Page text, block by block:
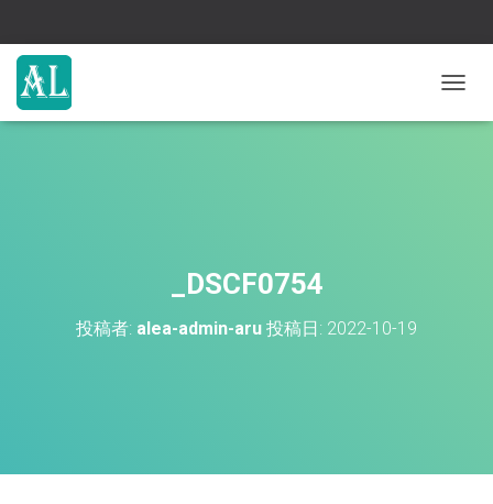
ビ
_DSCF0754
投稿者: alea-admin-aru 投稿日: 2022-10-19